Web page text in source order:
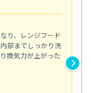
り、レンジフード
部までしっかり洗
換気力が上がった